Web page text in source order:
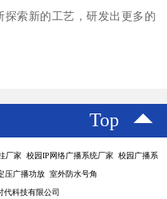
探索新的工艺，研发出更多的
Top
厂家 校园IP网络广播系统厂家 校园广播系
广播功放 室外防水号角
代科技有限公司